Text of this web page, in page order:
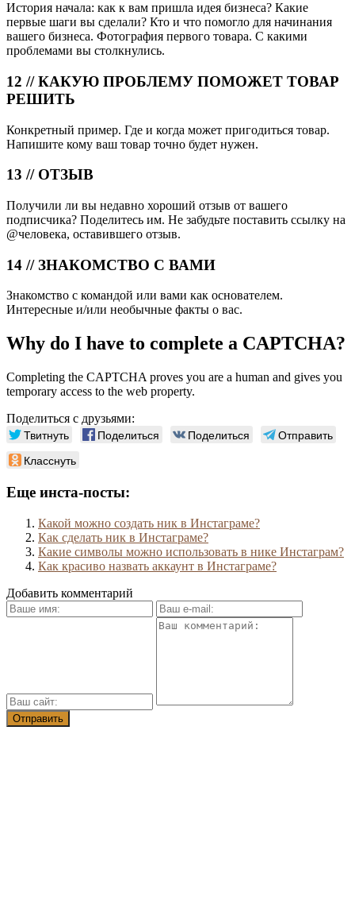
История начала: как к вам пришла идея бизнеса? Какие
первые шаги вы сделали? Кто и что помогло для начинания
вашего бизнеса. Фотография первого товара. С какими
проблемами вы столкнулись.
12 // КАКУЮ ПРОБЛЕМУ ПОМОЖЕТ ТОВАР
РЕШИТЬ
Конкретный пример. Где и когда может пригодиться товар.
Напишите кому ваш товар точно будет нужен.
13 // ОТЗЫВ
Получили ли вы недавно хороший отзыв от вашего
подписчика? Поделитесь им. Не забудьте поставить ссылку на
@человека, оставившего отзыв.
14 // ЗНАКОМСТВО С ВАМИ
Знакомство с командой или вами как основателем.
Интересные и/или необычные факты о вас.
Why do I have to complete a CAPTCHA?
Completing the CAPTCHA proves you are a human and gives you
temporary access to the web property.
Поделиться с друзьями:
Твитнуть Поделиться Поделиться
Отправить
Класснуть
Еще инста-посты:
Какой можно создать ник в Инстаграме?
Как сделать ник в Инстаграме?
Какие символы можно использовать в нике Инстаграм?
Как красиво назвать аккаунт в Инстаграме?
Добавить комментарий